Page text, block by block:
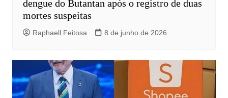
dengue do Butantan após o registro de duas
mortes suspeitas
Raphaell Feitosa 8 de junho de 2026